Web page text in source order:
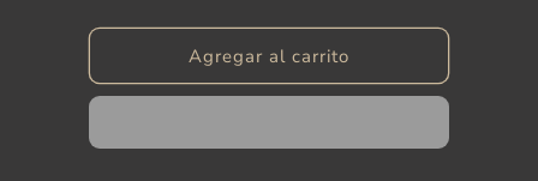
para
Lente
prueba
para
Lente
prueba
Agregar al carrito